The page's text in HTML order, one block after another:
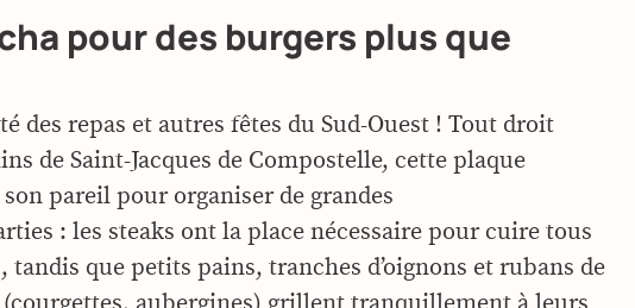
pour des burgers plus que
des repas et autres fêtes du Sud-Ouest ! Tout droit
de Saint-Jacques de Compostelle, cette plaque
son pareil pour organiser de grandes
: les steaks ont la place nécessaire pour cuire tous
tandis que petits pains, tranches d’oignons et rubans de